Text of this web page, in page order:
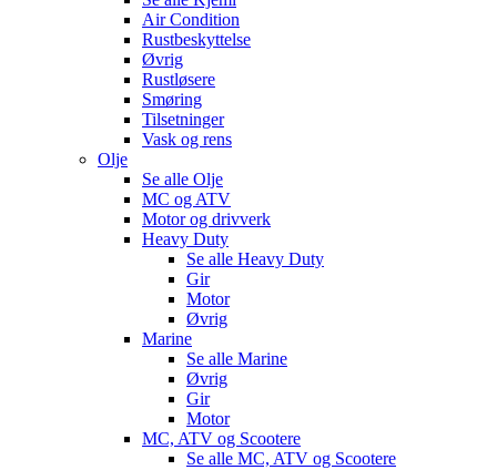
Air Condition
Rustbeskyttelse
Øvrig
Rustløsere
Smøring
Tilsetninger
Vask og rens
Olje
Se alle Olje
MC og ATV
Motor og drivverk
Heavy Duty
Se alle Heavy Duty
Gir
Motor
Øvrig
Marine
Se alle Marine
Øvrig
Gir
Motor
MC, ATV og Scootere
Se alle MC, ATV og Scootere